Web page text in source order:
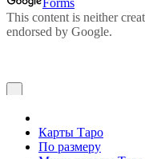
Карты Таро
По размеру